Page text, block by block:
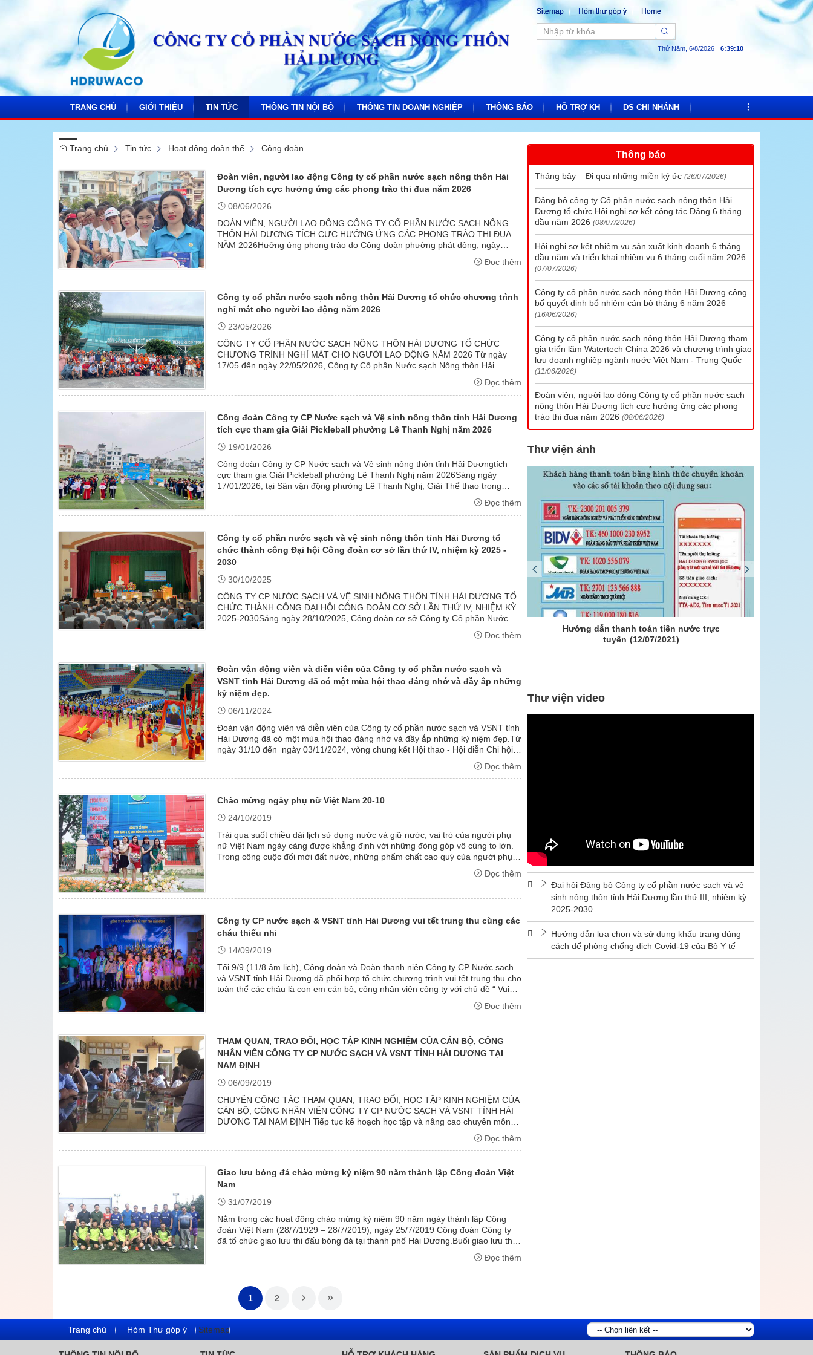
Sitemap Hòm thư góp ý Home
Thứ Năm, 6/8/2026 6:39:11
TRANG CHỦ GIỚI THIỆU
Sơ đồ tổ chức
Thư viện Video
Thư viện ảnh
TIN TỨC
Tin ngành nước
Hoạt động đoàn thểCông đoàn
Đoàn thanh niên
Văn hóa doanh nghiệp
Đảng bộ
THÔNG TIN NỘI BỘ
Kế hoạch
Văn bản nội bộ
THÔNG TIN DOANH NGHIỆP
Công bố thông tin doanh nghiệp
THÔNG BÁO
Kết quả XNN
Thông báo khác
HỖ TRỢ KH
Hướng dẫn thanh toán tiền nước trực tuyến
Quy trình lắp mới đồng hồ
Hóa đơn điện tử
Lịch chốt số công tơ và thu tiền
DS CHI NHÁNH
Chi nhánh cấp nước số 1
Chi nhánh cấp nước số 2
Chi nhánh cấp nước số 3
Chi nhánh cấp nước số 4
Chi nhánh cấp nước số 5
Chi nhánh cấp nước số 6
Chi nhánh cấp nước số 8
Hotline liên hệ các chi nhánh
Trang chủ Tin tức Hoạt động đoàn thể Công đoàn
Đoàn viên, người lao động Công ty cổ phần nước sạch nông thôn Hải
Dương tích cực hưởng ứng các phong trào thi đua năm 2026
08/06/2026
ĐOÀN VIÊN, NGƯỜI LAO ĐỘNG CÔNG TY CỔ PHẦN NƯỚC SẠCH NÔNG
THÔN HẢI DƯƠNG TÍCH CỰC HƯỞNG ỨNG CÁC PHONG TRÀO THI ĐUA
NĂM 2026Hưởng ứng phong trào do Công đoàn phường phát động, ngày
07/6/2026, gần 80 đoàn viên, người lao động Công ty cổ phần nước sạch ...
Đọc thêm
Công ty cổ phần nước sạch nông thôn Hải Dương tổ chức chương trình
nghỉ mát cho người lao động năm 2026
23/05/2026
CÔNG TY CỔ PHẦN NƯỚC SẠCH NÔNG THÔN HẢI DƯƠNG TỔ CHỨC
CHƯƠNG TRÌNH NGHỈ MÁT CHO NGƯỜI LAO ĐỘNG NĂM 2026 Từ ngày
17/05 đến ngày 22/05/2026, Công ty Cổ phần Nước sạch Nông thôn Hải
Dương (HDRUWACO) tổ chức chương trình nghỉ mát năm 2026 cho toàn thể ...
Đọc thêm
Công đoàn Công ty CP Nước sạch và Vệ sinh nông thôn tỉnh Hải Dương
tích cực tham gia Giải Pickleball phường Lê Thanh Nghị năm 2026
19/01/2026
Công đoàn Công ty CP Nước sạch và Vệ sinh nông thôn tỉnh Hải Dươngtích
cực tham gia Giải Pickleball phường Lê Thanh Nghị năm 2026Sáng ngày
17/01/2026, tại Sân vận động phường Lê Thanh Nghị, Giải Thể thao trong
Đọc thêm
Công ty cổ phần nước sạch và vệ sinh nông thôn tỉnh Hải Dương tổ
chức thành công Đại hội Công đoàn cơ sở lần thứ IV, nhiệm kỳ 2025 -
2030
30/10/2025
CÔNG TY CP NƯỚC SẠCH VÀ VỆ SINH NÔNG THÔN TỈNH HẢI DƯƠNG TỔ
CHỨC THÀNH CÔNG ĐẠI HỘI CÔNG ĐOÀN CƠ SỞ LẦN THỨ IV, NHIỆM KỲ
2025-2030Sáng ngày 28/10/2025, Công đoàn cơ sở Công ty Cổ phần Nước
Đọc thêm
Đoàn vận động viên và diễn viên của Công ty cổ phần nước sạch và
VSNT tỉnh Hải Dương đã có một mùa hội thao đáng nhớ và đầy ắp những
kỷ niệm đẹp.
06/11/2024
Đoàn vận động viên và diễn viên của Công ty cổ phần nước sạch và VSNT tỉnh
Hải Dương đã có một mùa hội thao đáng nhớ và đầy ắp những kỷ niệm đẹp.Từ
ngày 31/10 đến ngày 03/11/2024, vòng chung kết Hội thao - Hội diễn Chi hội
Đọc thêm
Chào mừng ngày phụ nữ Việt Nam 20-10
24/10/2019
Trải qua suốt chiều dài lịch sử dựng nước và giữ nước, vai trò của người phụ
nữ Việt Nam ngày càng được khẳng định với những đóng góp vô cùng to lớn.
Trong công cuộc đổi mới đất nước, những phẩm chất cao quý của người phụ
Đọc thêm
Công ty CP nước sạch & VSNT tỉnh Hải Dương vui tết trung thu cùng các
cháu thiếu nhi
14/09/2019
Tối 9/9 (11/8 âm lịch), Công đoàn và Đoàn thanh niên Công ty CP Nước sạch
và VSNT tỉnh Hải Dương đã phối hợp tổ chức chương trình vui tết trung thu cho
toàn thể các cháu là con em cán bộ, công nhân viên công ty với chủ đề “ Vui
Đọc thêm
THAM QUAN, TRAO ĐỔI, HỌC TẬP KINH NGHIỆM CỦA CÁN BỘ, CÔNG
NHÂN VIÊN CÔNG TY CP NƯỚC SẠCH VÀ VSNT TỈNH HẢI DƯƠNG TẠI
NAM ĐỊNH
06/09/2019
CHUYẾN CÔNG TÁC THAM QUAN, TRAO ĐỔI, HỌC TẬP KINH NGHIỆM CỦA
CÁN BỘ, CÔNG NHÂN VIÊN CÔNG TY CP NƯỚC SẠCH VÀ VSNT TỈNH HẢI
DƯƠNG TẠI NAM ĐỊNH Tiếp tục kế hoạch học tập và nâng cao chuyên môn
Đọc thêm
Giao lưu bóng đá chào mừng kỷ niệm 90 năm thành lập Công đoàn Việt
Nam
31/07/2019
Nằm trong các hoạt động chào mừng kỷ niệm 90 năm ngày thành lập Công
đoàn Việt Nam (28/7/1929 – 28/7/2019), ngày 25/7/2019 Công đoàn Công ty
đã tổ chức giao lưu thi đấu bóng đá tại thành phố Hải Dương.Buổi giao lưu thi
Đọc thêm
1 2
Thông báo
Tháng bảy – Đi qua những miền ký ức (26/07/2026)
Đảng bộ công ty Cổ phần nước sạch nông thôn Hải
Dương tổ chức Hội nghị sơ kết công tác Đảng 6 tháng
đầu năm 2026 (08/07/2026)
Hội nghị sơ kết nhiệm vụ sản xuất kinh doanh 6 tháng
đầu năm và triển khai nhiệm vụ 6 tháng cuối năm 2026
(07/07/2026)
Công ty cổ phần nước sạch nông thôn Hải Dương công
bố quyết định bổ nhiệm cán bộ tháng 6 năm 2026
(16/06/2026)
Công ty cổ phần nước sạch nông thôn Hải Dương tham
gia triển lãm Watertech China 2026 và chương trình giao
lưu doanh nghiệp ngành nước Việt Nam - Trung Quốc
(11/06/2026)
Đoàn viên, người lao động Công ty cổ phần nước sạch
nông thôn Hải Dương tích cực hưởng ứng các phong
trào thi đua năm 2026 (08/06/2026)
Thư viện ảnh
Sôi nổi hưởng ứng“Ngày chủ nhật xanh lần thứ II
nước sạch nông thôn Hải Dương ra quân làm sạch
cảnh quan môi trường (27/05/2026)
chức chương trình nghỉ mát cho người lao động năm
2026 (23/05/2026)
Hướng dẫn thanh toán tiền nước trực
tuyến (12/07/2021)
Thư viện video
Đại hội Đảng bộ Công ty cổ phần nước sạch và vệ
sinh nông thôn tỉnh Hải Dương lần thứ III, nhiệm kỳ
2025-2030
Hướng dẫn lựa chọn và sử dụng khấu trang đúng
cách để phòng chống dịch Covid-19 của Bộ Y tế
Trang chủ Hòm Thư góp ý Sitemap